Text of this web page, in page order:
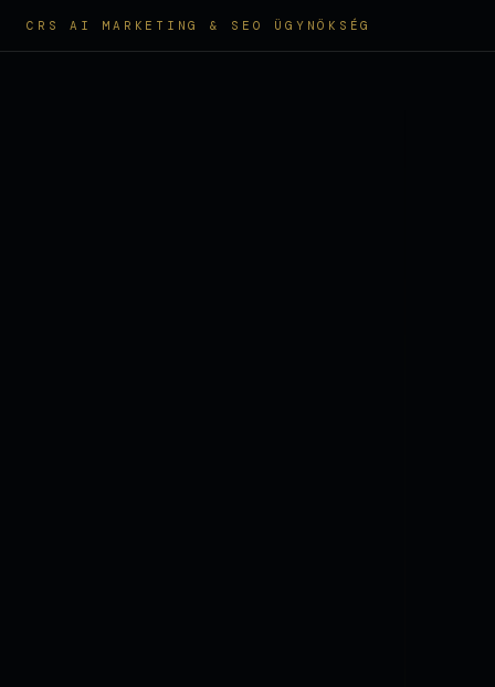
CRS AI MARKETING & SEO ÜGYNÖKSÉG